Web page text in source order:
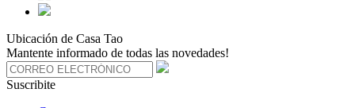
Ubicación de Casa Tao
Mantente informado de todas las novedades!
Suscribite